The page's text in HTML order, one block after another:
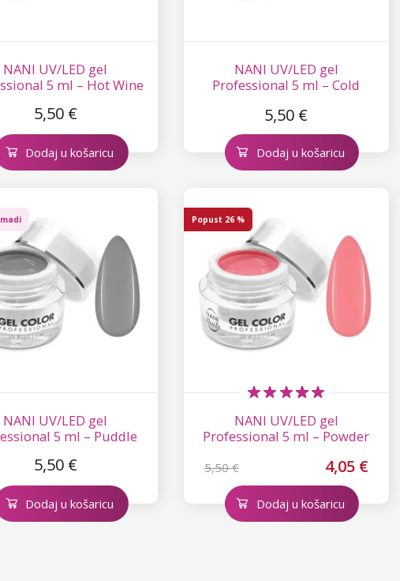
NANI UV/LED gel
5 ml – Hot Wine
5,50 €
Dodaj u košaricu
NANI UV/LED gel
Professional 5 ml – Cold
5,50 €
Dodaj u košaricu
NANI UV/LED gel
5 ml – Puddle
5,50 €
Dodaj u košaricu
NANI UV/LED gel
Professional 5 ml – Powder
5,50 € 4,05 €
Popust 26 %
Dodaj u košaricu